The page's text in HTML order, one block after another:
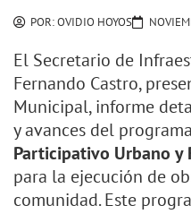
POR:OVIDIO HOYOS
El Secretario de
Fernando Castro,
Municipal, informe
y avances del programa
Participativo Urbano y
para la ejecución de
comunidad. Este